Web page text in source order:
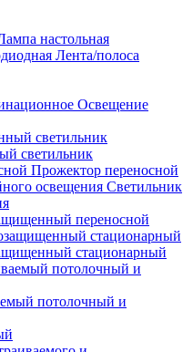
настольная
Лента/полоса
Освещение
светильник
Прожектор переносной
Светильник
переносной
стационарный
потолочный и